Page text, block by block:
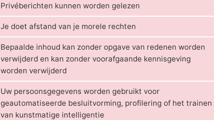
Privéberichten kunnen worden gelezen
Je doet afstand van je morele rechten
Bepaalde inhoud kan zonder opgave van redenen worden
verwijderd en kan zonder voorafgaande kennisgeving
worden verwijderd
Uw persoonsgegevens worden gebruikt voor
geautomatiseerde besluitvorming, profilering of het trainen
van kunstmatige intelligentie